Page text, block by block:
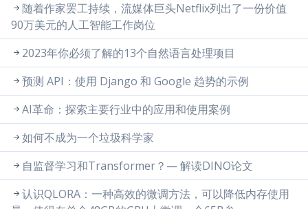
随着作家罢工持续，流媒体巨头Netflix列出了一份价值
90万美元的人工智能工作岗位
2023年你必须了解的13个自然语言处理项目
预测 API：使用 Django 和 Google 趋势的示例
AI革命：探索主要行业中的应用和使用案例
如何不成为一个垃圾科学家
自监督学习和Transformer？— 解读DINO论文
认识QLORA：一种高效的微调方法，可以降低内存使用